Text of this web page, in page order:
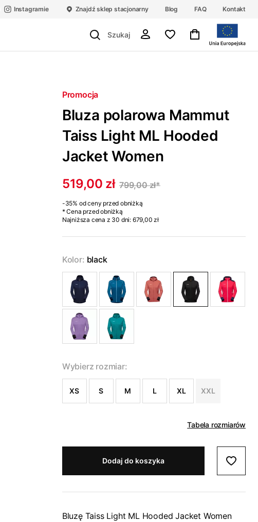
Instagramie Znajdź sklep stacjonarny Blog FAQ Kontakt
Promocja
Bluza polarowa Mammut
Taiss Light ML Hooded
Jacket Women
519,00 zł 799,00 zł*
-35% od ceny przed obniżką
* Cena przed obniżką
Najniższa cena z 30 dni: 679,00 zł
Kolor: black
Wybierz rozmiar:
XS S M L XL XXL
Tabela rozmiarów
Dodaj do koszyka
Bluzę Taiss Light ML Hooded Jacket Women